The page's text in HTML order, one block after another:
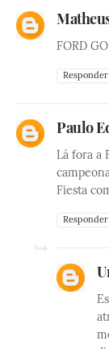
FORD
Responder
Paulo
Lá fora a
Fiesta
Responder